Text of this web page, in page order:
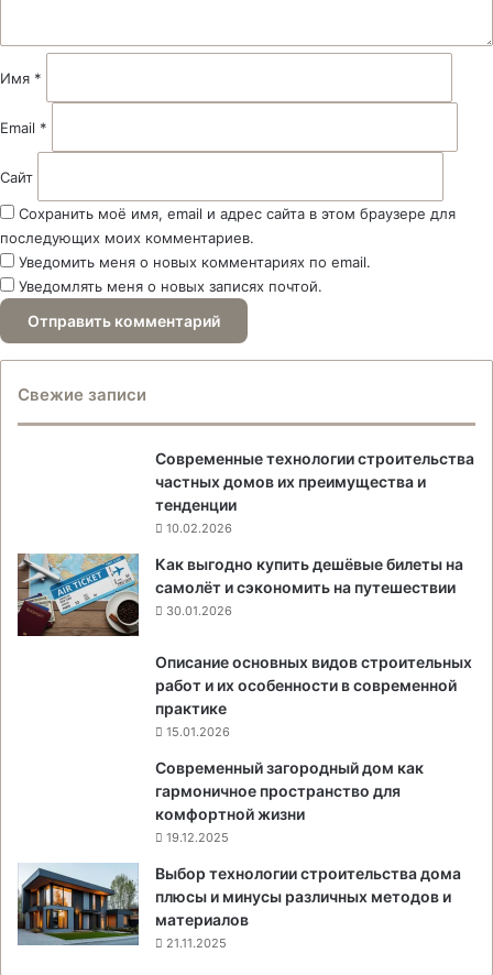
и
й
Имя *
Email *
Сайт
Сохранить моё имя, email и адрес сайта в этом браузере для
последующих моих комментариев.
Уведомить меня о новых комментариях по email.
Уведомлять меня о новых записях почтой.
Свежие записи
Современные технологии строительства
частных домов их преимущества и
тенденции
10.02.2026
Как выгодно купить дешёвые билеты на
самолёт и сэкономить на путешествии
30.01.2026
Описание основных видов строительных
работ и их особенности в современной
практике
15.01.2026
Современный загородный дом как
гармоничное пространство для
комфортной жизни
19.12.2025
Выбор технологии строительства дома
плюсы и минусы различных методов и
материалов
21.11.2025